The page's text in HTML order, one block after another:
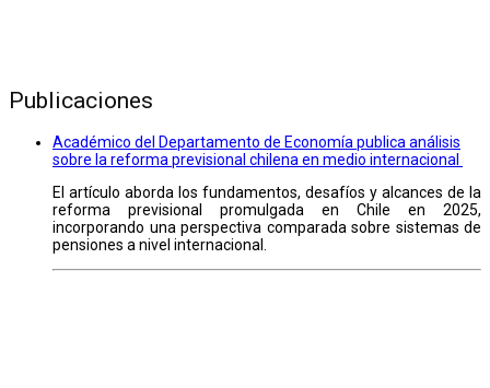
Publicaciones
Académico del Departamento de Economía publica análisis
sobre la reforma previsional chilena en medio internacional
El artículo aborda los fundamentos, desafíos y alcances de la
reforma previsional promulgada en Chile en 2025,
incorporando una perspectiva comparada sobre sistemas de
pensiones a nivel internacional.